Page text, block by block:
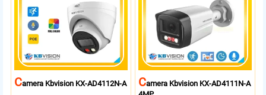
CAmera Kbvision KX-AD4112N-A CAmera Kbvision KX-AD4111N-A